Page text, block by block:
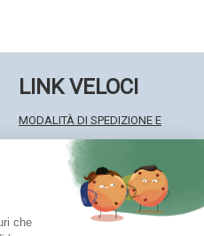
LINK VELOCI
MODALITÀ DI SPEDIZIONE E
MODALITÀ DI PAGAMENTO
INFORMATIVA PRIVACY
CONDIZIONI DI VENDITA